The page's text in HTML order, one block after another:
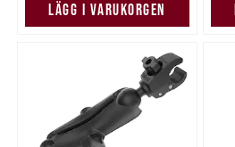
LÄGG I VARUKORGEN